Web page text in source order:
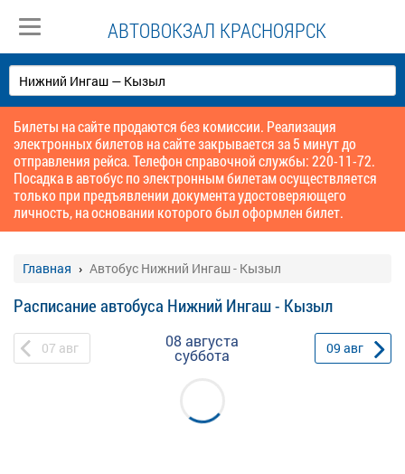
АВТОВОКЗАЛ КРАСНОЯРСК
Билеты на сайте продаются без комиссии. Реализация
электронных билетов на сайте закрывается за 5 минут до
отправления рейса. Телефон справочной службы: 220-11-72.
Посадка в автобус по электронным билетам осуществляется
только при предъявлении документа удостоверяющего
личность, на основании которого был оформлен билет.
Главная Автобус Нижний Ингаш - Кызыл
Расписание автобуса Нижний Ингаш - Кызыл
07 авг 08 августа
суббота 09 авг